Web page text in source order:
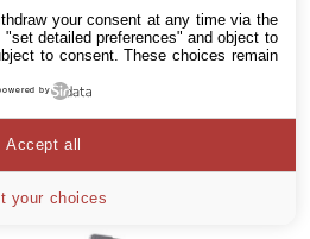
your consent at any time via the
detailed preferences" and object to
to consent. These choices remain
by
your choices
Accept all